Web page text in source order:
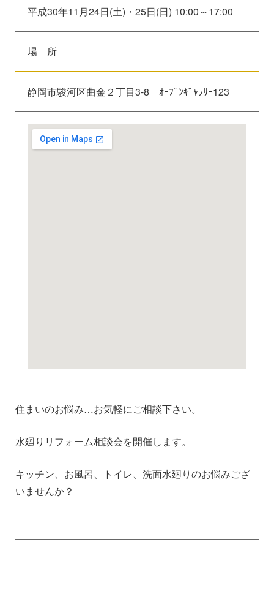
平成30年11月24日(土)・25日(日) 10:00～17:00
場 所
静岡市駿河区曲金２丁目3-8 ｵｰﾌﾟﾝｷﾞｬﾗﾘｰ123
住まいのお悩み…お気軽にご相談下さい。
水廻りリフォーム相談会を開催します。
キッチン、お風呂、トイレ、洗面水廻りのお悩みござ
いませんか？